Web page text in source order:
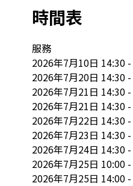
時間表
服務
2026年7月10日 14:30
2026年7月20日 14:30
2026年7月21日 14:30
2026年7月21日 14:30
2026年7月22日 14:30
2026年7月23日 14:30
2026年7月24日 14:30
2026年7月25日 10:00
2026年7月25日 14:00